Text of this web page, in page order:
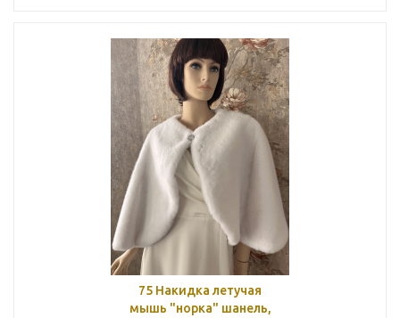
75 Накидка летучая
мышь "норка" шанель,